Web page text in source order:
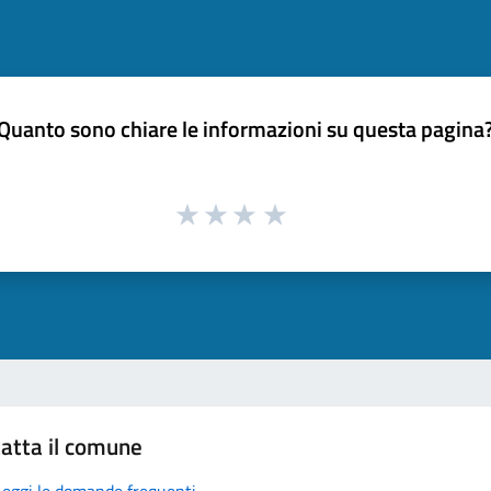
sono chiare le informazioni su questa
il comune